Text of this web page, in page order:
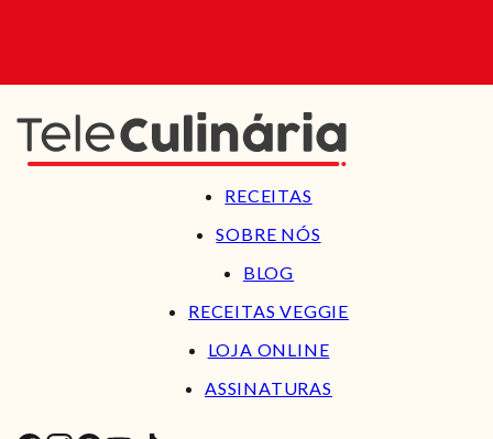
RECEITAS
SOBRE NÓS
BLOG
RECEITAS VEGGIE
LOJA ONLINE
ASSINATURAS